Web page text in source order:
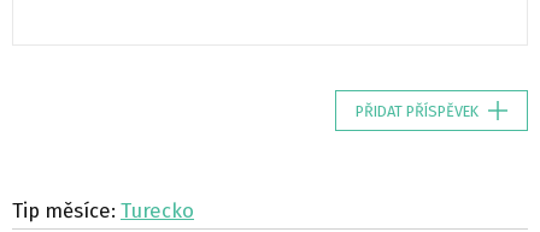
PŘIDAT PŘÍSPĚVEK
Tip měsíce: Turecko